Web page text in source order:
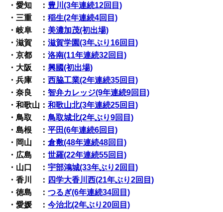
・愛知 ： 豊川(3年連続12回目)
・三重 ：稲生(2年連続4回目)
・岐阜 ： 美濃加茂(初出場)
・滋賀 ：滋賀学園(3年ぶり16回目)
・京都 ：洛南(11年連続32回目)
・大阪 ：興國(初出場)
・兵庫 ：西脇工業(2年連続35回目)
・奈良 ：智弁カレッジ(9年連続9回目)
・和歌山：和歌山北(3年連続25回目)
・鳥取 ：鳥取城北(2年ぶり9回目)
・島根 ：平田(6年連続6回目)
・岡山 ：倉敷(48年連続48回目)
・広島 ：世羅(22年連続55回目)
・山口 ：宇部鴻城(33年ぶり2回目)
・香川 ： 四学大香川西(21年ぶり2回目)
・徳島 ：つるぎ(6年連続34回目)
・愛媛 ：今治北(2年ぶり20回目)